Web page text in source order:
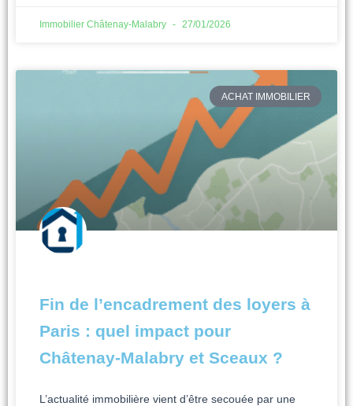
Immobilier Châtenay-Malabry 27/01/2026
ACHAT IMMOBILIER
Fin de l’encadrement des loyers à
Paris : quel impact pour
Châtenay-Malabry et Sceaux ?
L’actualité immobilière vient d’être secouée par une